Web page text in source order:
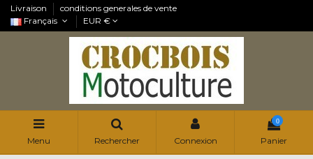
Livraison
conditions generales de vente
Français
EUR €
Menu Rechercher Connexion
0
Panier